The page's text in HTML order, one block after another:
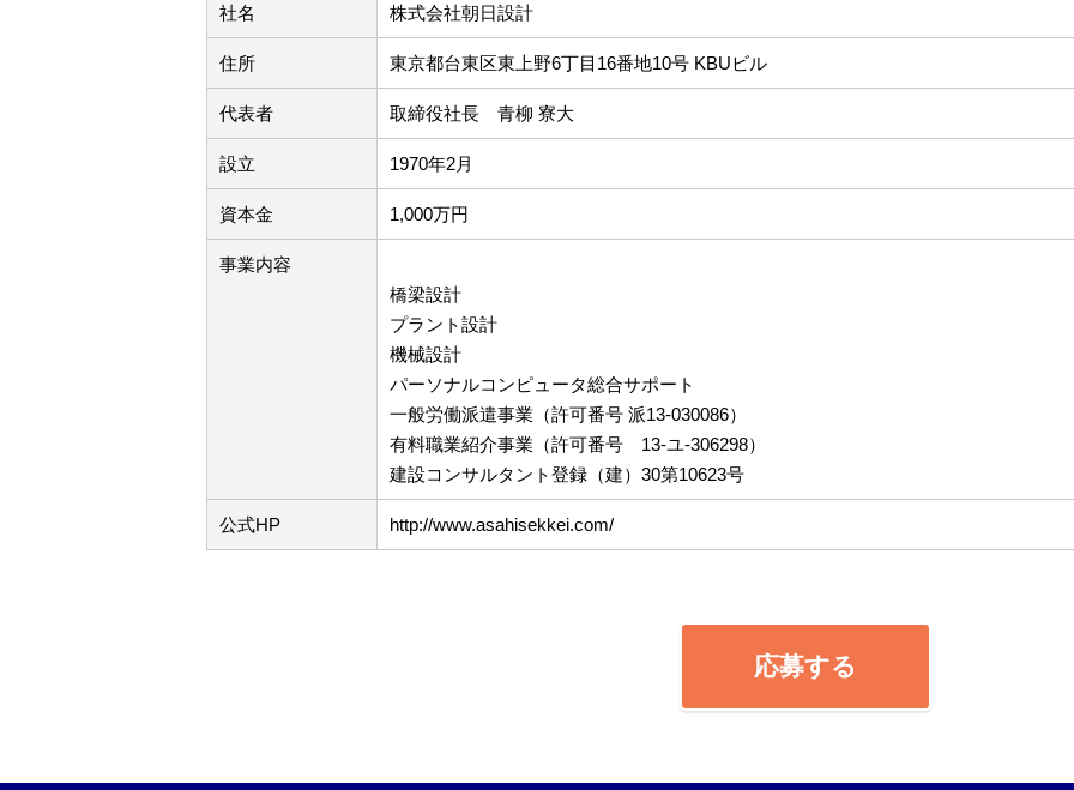
社名 株式会社朝日設計
住所 東京都台東区東上野6丁目16番地10号 KBUビル
代表者 取締役社長 青柳 寮大
設立 1970年2月
資本金 1,000万円
事業内容
橋梁設計
プラント設計
機械設計
パーソナルコンピュータ総合サポート
一般労働派遣事業（許可番号 派13-030086）
有料職業紹介事業（許可番号 13-ユ-306298）
建設コンサルタント登録（建）30第10623号
公式HP http://www.asahisekkei.com/
応募する